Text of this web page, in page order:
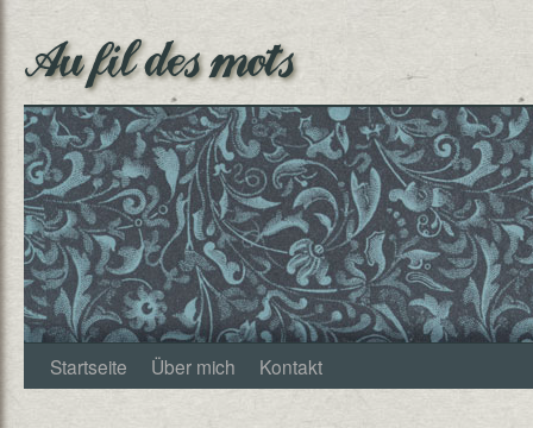
Au fil des mots
Startseite Über mich Kontakt